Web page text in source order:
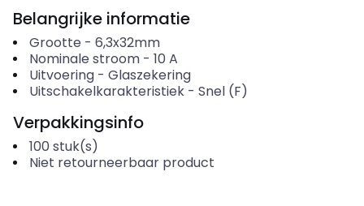
Belangrijke informatie
Grootte - 6,3x32mm
Nominale stroom- 10 A
Uitvoering- Glaszekering
Uitschakelkarakteristiek- Snel (F)
Verpakkingsinfo
100 stuk(s)
Niet retourneerbaar product